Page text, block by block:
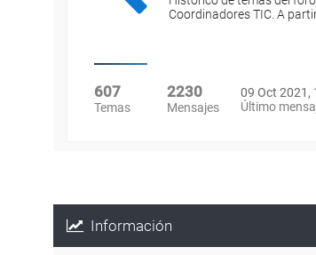
Coordinadores TIC. A partir
607
Temas
2230
Mensajes
09 Oct 2021,
Último
Información